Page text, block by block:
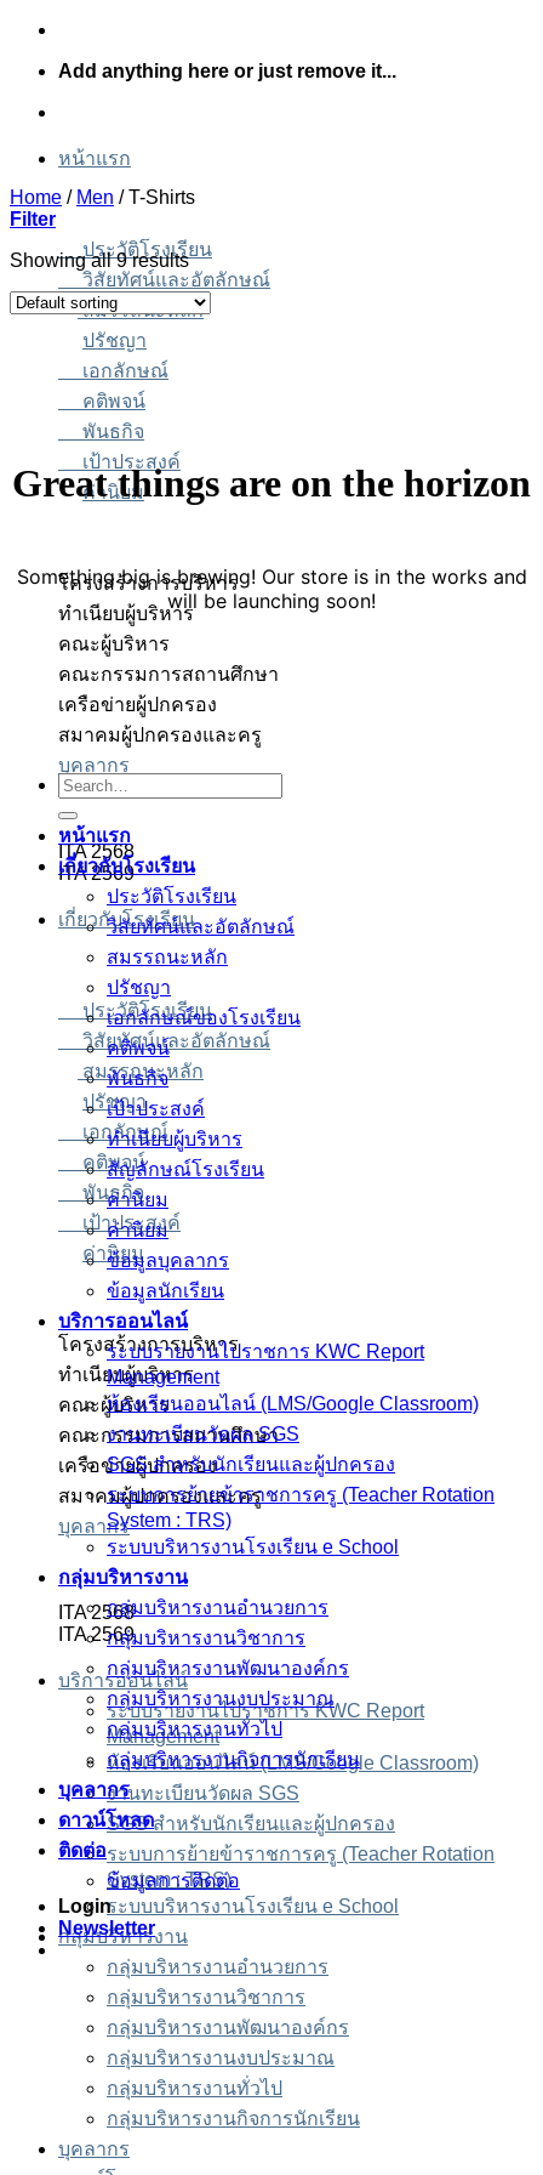
Skip
contentAdd anything here or just remove it...
หน้าแรก
ประวัติโรงเรียน
วิสัยทัศน์และอัตลักษณ์
สมรรถนะหลัก
ปรัชญา
เอกลักษณ์
คติพจน์
พันธกิจ
เป้าประสงค์
ค่านิยม
โครงสร้างการบริหาร
ทำเนียบผู้บริหาร
คณะผู้บริหาร
คณะกรรมการสถานศึกษา
เครือข่ายผู้ปกครอง
สมาคมผู้ปกครองและครู
บุคลากร
ITA 2568
ITA 2569
เกี่ยวกับโรงเรียน
ประวัติโรงเรียน
วิสัยทัศน์และอัตลักษณ์
สมรรถนะหลัก
ปรัชญา
เอกลักษณ์
คติพจน์
พันธกิจ
เป้าประสงค์
ค่านิยม
โครงสร้างการบริหาร
ทำเนียบผู้บริหาร
คณะผู้บริหาร
คณะกรรมการสถานศึกษา
เครือข่ายผู้ปกครอง
สมาคมผู้ปกครองและครู
บุคลากร
ITA 2568
ITA 2569
บริการออนไลน์
ระบบรายงานไปราชการ KWC Report
Management
ห้องเรียนออนไลน์ (LMS/Google Classroom)
งานทะเบียนวัดผล SGS
SGS สำหรับนักเรียนและผู้ปกครอง
ระบบการย้ายข้าราชการครู (Teacher Rotation
System : TRS)
ระบบบริหารงานโรงเรียน e School
กลุ่มบริหารงาน
กลุ่มบริหารงานอำนวยการ
กลุ่มบริหารงานวิชาการ
กลุ่มบริหารงานพัฒนาองค์กร
กลุ่มบริหารงานงบประมาณ
กลุ่มบริหารงานทั่วไป
กลุ่มบริหารงานกิจการนักเรียน
บุคลากร
Home / Men /T-Shirts
Filter
Showing all 9 results
Great things are on the horizon
Something big is brewing! Our store is in the works and
will be launching soon!
เว็บตรง
บาคาร่า
บาคาร่า
เว็บตรง
Search
for:
หน้าแรก
เกี่ยวกับโรงเรียน
ประวัติโรงเรียน
วิสัยทัศน์และอัตลักษณ์
สมรรถนะหลัก
ปรัชญา
เอกลักษณ์ของโรงเรียน
คติพจน์
พันธกิจ
เป้าประสงค์
ทำเนียบผู้บริหาร
สัญลักษณ์โรงเรียน
ค่านิยม
ค่านิยม
ข้อมูลบุคลากร
ข้อมูลนักเรียน
บริการออนไลน์
ระบบรายงานไปราชการ KWC Report
Management
ห้องเรียนออนไลน์ (LMS/Google Classroom)
งานทะเบียนวัดผล SGS
SGS สำหรับนักเรียนและผู้ปกครอง
ระบบการย้ายข้าราชการครู (Teacher Rotation
System : TRS)
ระบบบริหารงานโรงเรียน e School
กลุ่มบริหารงาน
กลุ่มบริหารงานอำนวยการ
กลุ่มบริหารงานวิชาการ
กลุ่มบริหารงานพัฒนาองค์กร
กลุ่มบริหารงานงบประมาณ
กลุ่มบริหารงานทั่วไป
กลุ่มบริหารงานกิจการนักเรียน
บุคลากร
ดาวน์โหลด
ติดต่อ
ข้อมูลการติดต่อ
Login
Newsletter